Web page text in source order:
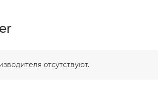
отсутствуют.